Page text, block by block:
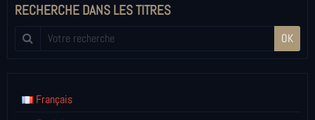
RECHERCHE DANS LES TITRES
OK
Français